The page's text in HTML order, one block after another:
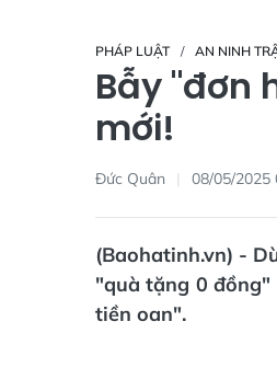
PHÁP LUẬT AN NINH
Bẫy "đơn
mới!
Đức Quân 08/05/2025
(Baohatinh.vn) -
"quà tặng 0
tiền oan".